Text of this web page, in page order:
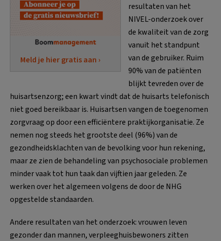
Meld je hier gratis aan ›
resultaten van het
NIVEL-onderzoek over
de kwaliteit van de zorg
vanuit het standpunt
van de gebruiker. Ruim
90% van de patiënten
blijkt tevreden over de
huisartsenzorg; een kwart vindt dat de huisarts telefonisch
niet goed bereikbaar is. Huisartsen vangen de toegenomen
zorgvraag op door een efficiëntere praktijkorganisatie. Ze
nemen nog steeds het grootste deel (96%) van de
gezondheidsklachten van de bevolking voor hun rekening,
maar ze zien de behandeling van psychosociale problemen
minder vaak tot hun taak dan vijftien jaar geleden. Ze
werken over het algemeen volgens de door de NHG
opgestelde standaarden.
Andere resultaten van het onderzoek: vrouwen leven
gezonder dan mannen, verpleeghuisbewoners zitten